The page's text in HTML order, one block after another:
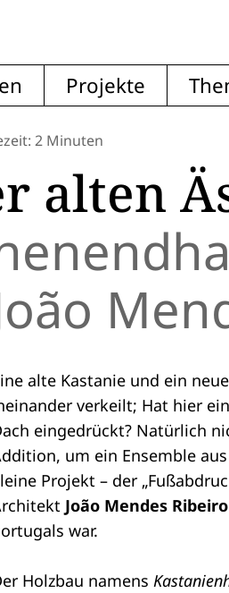
Projekte
2 Minuten
alten
alte Kastanie und ein
verkeilt; Hat hier
eingedrückt? Natürlich
um ein Ensemble
Projekt – der
João Mendes Ribeiro
war.
Holzbau namens